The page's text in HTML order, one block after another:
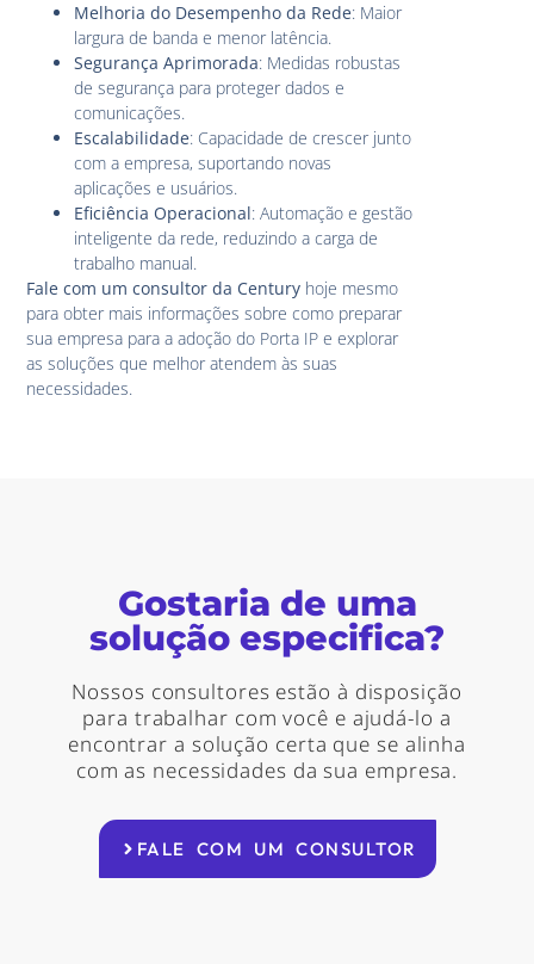
Melhoria do Desempenho da Rede: Maior
largura de banda e menor latência.
Segurança Aprimorada: Medidas robustas
de segurança para proteger dados e
comunicações.
Escalabilidade: Capacidade de crescer junto
com a empresa, suportando novas
aplicações e usuários.
Eficiência Operacional: Automação e gestão
inteligente da rede, reduzindo a carga de
trabalho manual.
Fale com um consultor da Century hoje mesmo
para obter mais informações sobre como preparar
sua empresa para a adoção do Porta IP e explorar
as soluções que melhor atendem às suas
necessidades.
Gostaria de uma
solução especifica?
Nossos consultores estão à disposição
para trabalhar com você e ajudá-lo a
encontrar a solução certa que se alinha
com as necessidades da sua empresa.
FALE COM UM CONSULTOR